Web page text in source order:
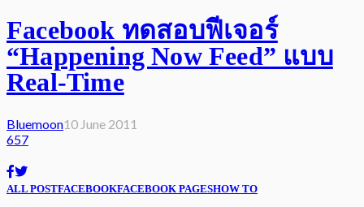
Facebook ทดสอบฟีเจอร์
“Happening Now Feed” แบบ
Real-Time
Bluemoon10 June 2011
657
ALL POSTFACEBOOKFACEBOOK PAGESHOW TO